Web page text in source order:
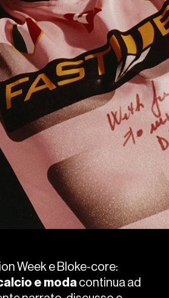
Week e Bloke-core:
e moda continua ad